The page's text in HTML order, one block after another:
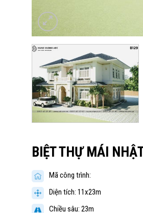
BIỆT THỰ MÁI
Mã công trình:
Diện tích: 11x23m
Chiều sâu: 23m